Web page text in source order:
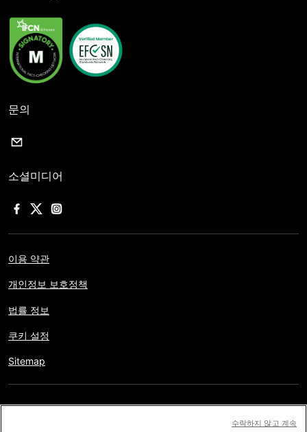
문의
소셜미디어
이용 약관
개인정보 보호정책
법률 정보
쿠키 설정
Sitemap
수락하지 않고 계속